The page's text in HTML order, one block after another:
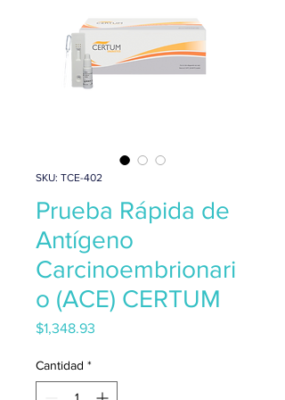
SKU: TCE-402
Prueba Rápida de
Antígeno
Carcinoembrionari
o (ACE) CERTUM
$1,348.93
Cantidad *